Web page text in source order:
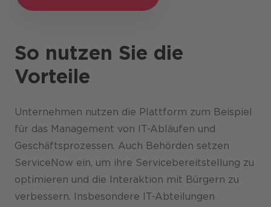
So nutzen Sie die
Vorteile
Unternehmen nutzen die Plattform zum Beispiel
für das Management von IT-Abläufen und
Geschäftsprozessen. Auch Behörden setzen
ServiceNow ein, um ihre Servicebereitstellung zu
optimieren und die Interaktion mit Bürgern zu
verbessern. Insbesondere IT-Abteilungen